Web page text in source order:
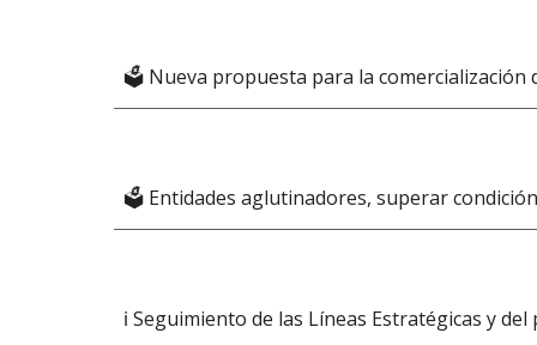
🗳️ Nueva propuesta para la comercialización
🗳️ Entidades aglutinadores, superar
ℹ️ Seguimiento de las Líneas Estratégicas y del